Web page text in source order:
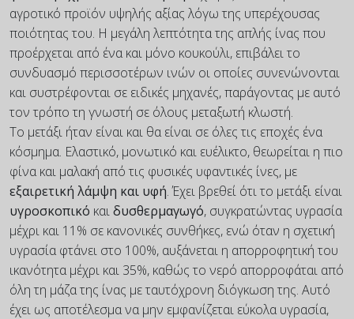
αγροτικό προϊόν υψηλής αξίας λόγω της υπερέχουσας
ποιότητας του. Η μεγάλη λεπτότητα της απλής ίνας που
προέρχεται από ένα και μόνο κουκούλι, επιβάλει το
συνδυασμό περισσοτέρων ινών οι οποίες συνενώνονται
και συστρέφονται σε ειδικές μηχανές, παράγοντας με αυτό
τον τρόπο τη γνωστή σε όλους μεταξωτή κλωστή.
Το μετάξι ήταν είναι και θα είναι σε όλες τις εποχές ένα
κόσμημα. Ελαστικό, μονωτικό και ευέλικτο, θεωρείται η πιο
φίνα και μαλακή από τις φυσικές υφαντικές ίνες, με
εξαιρετική λάμψη και υφή. Έχει βρεθεί ότι το μετάξι είναι
υγροσκοπικό καιδυσθερμαγωγό, συγκρατώντας υγρασία
μέχρι και 11% σε κανονικές συνθήκες, ενώ όταν η σχετική
υγρασία φτάνει στο 100%, αυξάνεται η απορροφητική του
ικανότητα μέχρι και 35%, καθώς το νερό απορροφάται από
όλη τη μάζα της ίνας με ταυτόχρονη διόγκωση της. Αυτό
έχει ως αποτέλεσμα να μην εμφανίζεται εύκολα υγρασία,